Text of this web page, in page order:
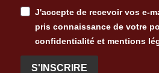
J'accepte de recevoir vos e-
pris connaissance de votre
confidentialité et mentions
S'INSCRIRE